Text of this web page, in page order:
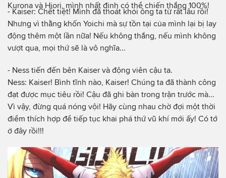
Kurona và Hiori, mình nhất định có thể chiến thắng 100%!
- Kaiser: Chết tiệt! Mình đã thoát khỏi ông ta từ rất lâu rồi!
Nhưng vì thằng khốn Yoichi mà sự tồn tại của mình lại bị lay
động thêm một lần nữa! Nếu không thắng, nếu mình không
vượt qua, mọi thứ sẽ là vô nghĩa...
- Ness tiến đến bên Kaiser và động viên cậu ta.
Ness: Kaiser! Bình tĩnh nào, Kaiser! Chúng ta đã thành công
đạt được mục tiêu rồi! Cậu đã ghi bàn trong trận trước mà...
Vì vậy, đừng quá nóng vội! Hãy cùng nhau chờ đợi một thời
điểm thích hợp để tiếp tục khai phá thứ vũ khí mới ấy! Có tớ
ở đây rồi!!!